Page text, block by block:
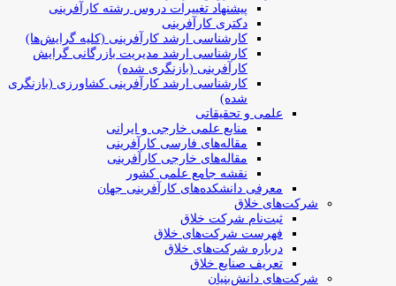
پیشنهاد تغییرات دروس رشته کارآفرینی
دکتری کارآفرینی
کارشناسی ارشد کارآفرینی (کلیه گرایش‌ها)
کارشناسی ارشد مدیریت بازرگانی گرایش
کارآفرینی (بازنگری شده)
کارشناسی ارشد کارآفرینی کشاورزی (بازنگری
شده)
علمی و تحقیقاتی
منابع علمی خارجی و ایرانی
مقاله‌های فارسی کارآفرینی
مقاله‌های خارجی کارآفرینی
نقشه جامع علمی کشور
معرفی دانشکده‌های کارآفرینی جهان
شرکت‌های خلاق
ثبت‌نام شرکت خلاق
فهرست شرکت‌های خلاق
درباره شرکت‌های خلاق
تعریف صنایع خلاق
شرکت‌های دانش‌بنیان